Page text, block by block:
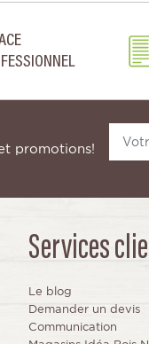
promotions!
Services
Le blog
Demander un devis
Communication